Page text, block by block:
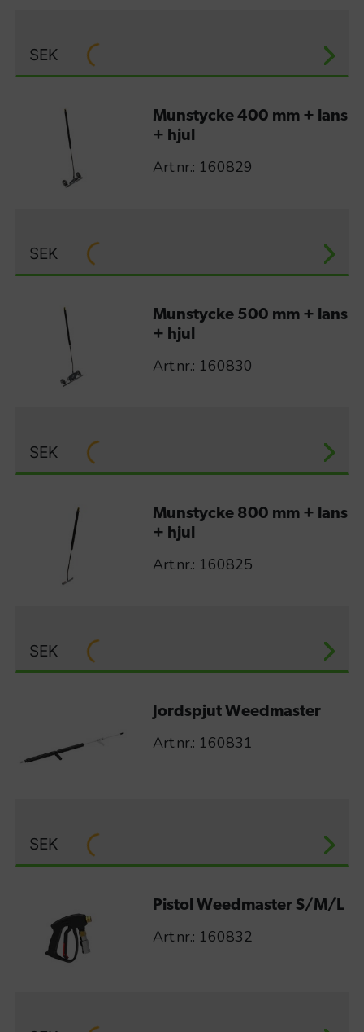
SEK
Munstycke 400 mm + lans
+ hjul
Art.nr.: 160829
SEK
Munstycke 500 mm + lans
+ hjul
Art.nr.: 160830
SEK
Munstycke 800 mm + lans
+ hjul
Art.nr.: 160825
SEK
Jordspjut Weedmaster
Art.nr.: 160831
SEK
Pistol Weedmaster S/M/L
Art.nr.: 160832